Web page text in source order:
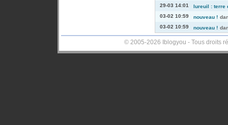
29-03 14:01
lureuil : terre
03-02 10:59
nouveau !
03-02 10:59
nouveau !
© 2005-2026 Iblogyou - Tous droits